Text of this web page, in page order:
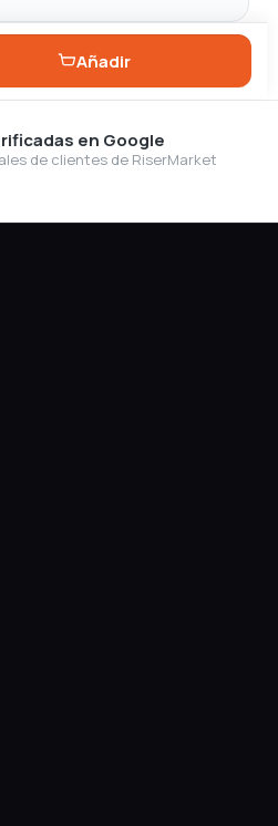
Añadir
en Google
de clientes de RiserMarket